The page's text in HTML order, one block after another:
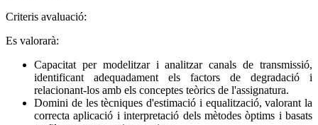
Criteris avaluació:
Es valorarà:
Capacitat per modelitzar i analitzar canals de transmissió,
identificant adequadament els factors de degradació i
relacionant-los amb els conceptes teòrics de l'assignatura.
Domini de les tècniques d'estimació i equalització, valorant la
correcta aplicació i interpretació dels mètodes òptims i basats